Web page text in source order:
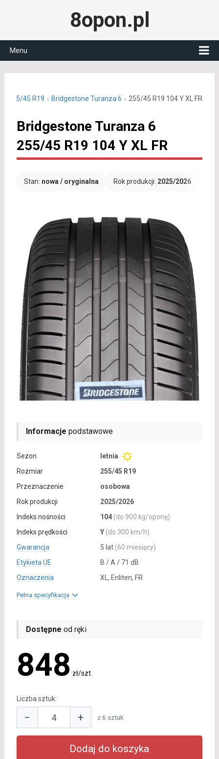
8opon.pl
Menu
255/45 R19 Bridgestone Turanza 6 255/45 R19 104 Y XL FR
Bridgestone Turanza 6
255/45 R19 104 Y XL FR
Stan: nowa / oryginalna Rok produkcji: 2025/2026
Informacje podstawowe
Sezon
letnia
Rozmiar
255/45 R19
Przeznaczenie
osobowa
Rok produkcji
2025/2026
Indeks nośności
104 (do 900 kg/oponę)
Indeks prędkości
Y (do 300 km/h)
Gwarancja
5 lat (60 miesięcy)
Etykieta UE
B / A / 71 dB
Oznaczenia
XL, Enliten, FR
Pełna specyfikacja
Dostępne od ręki
848 zł/szt.
Liczba sztuk:
− + z 6 sztuk